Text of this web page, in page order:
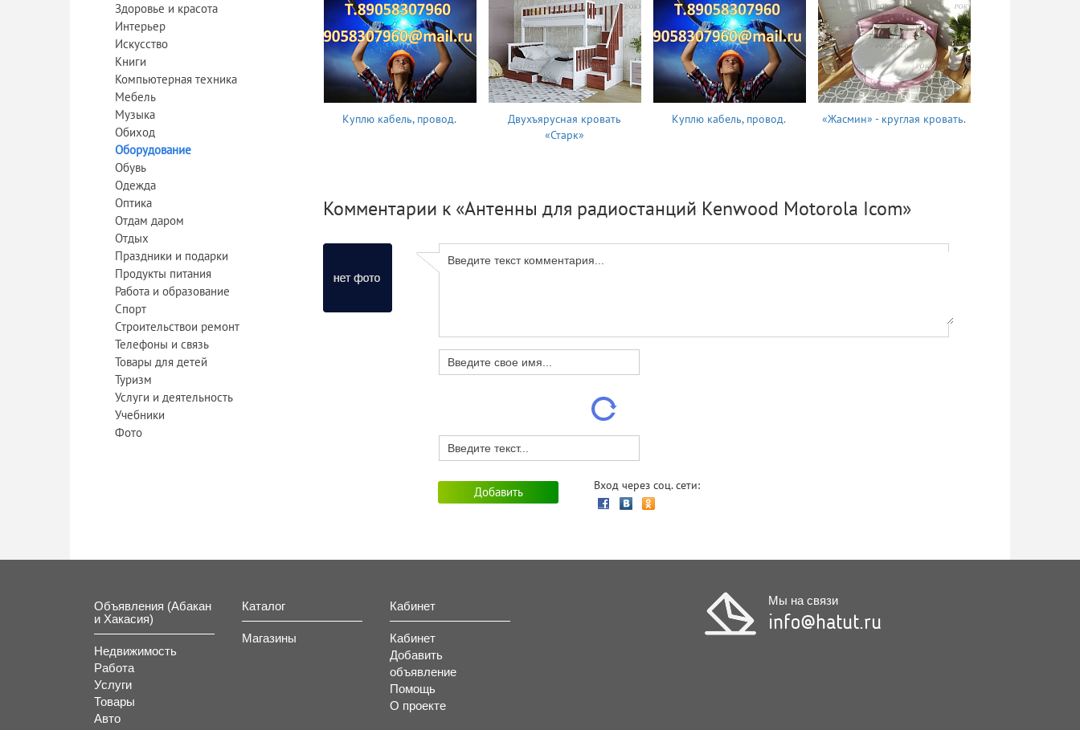
Здоровье и красота
Интерьер
Искусство
Книги
Компьютерная техника
Мебель
Музыка
Обиход
Оборудование
Обувь
Одежда
Оптика
Отдам даром
Отдых
Праздники и подарки
Продукты питания
Работа и образование
Спорт
Строительствои ремонт
Телефоны и связь
Товары для детей
Туризм
Услуги и деятельность
Учебники
Фото
Куплю кабель, провод.
Двухъярусная кровать
«Старк»
Куплю кабель, провод. «Жасмин» - круглая кровать.
Комментарии к «Антенны для радиостанций Kenwood Motorola Icom»
Вход через соц. сети:
Объявления (Абакан
и Хакасия)
Недвижимость
Работа
Услуги
Товары
Авто
Каталог
Магазины
Кабинет
Кабинет
Добавить
объявление
Помощь
О проекте
Мы на связи
info@hatut.ru